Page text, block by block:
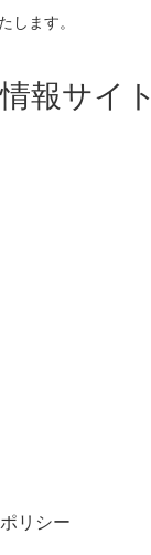
します。
報サイト
リシー